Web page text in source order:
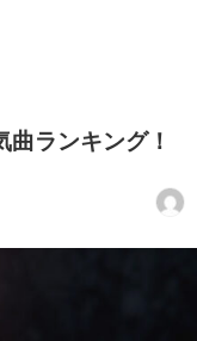
ランキング！